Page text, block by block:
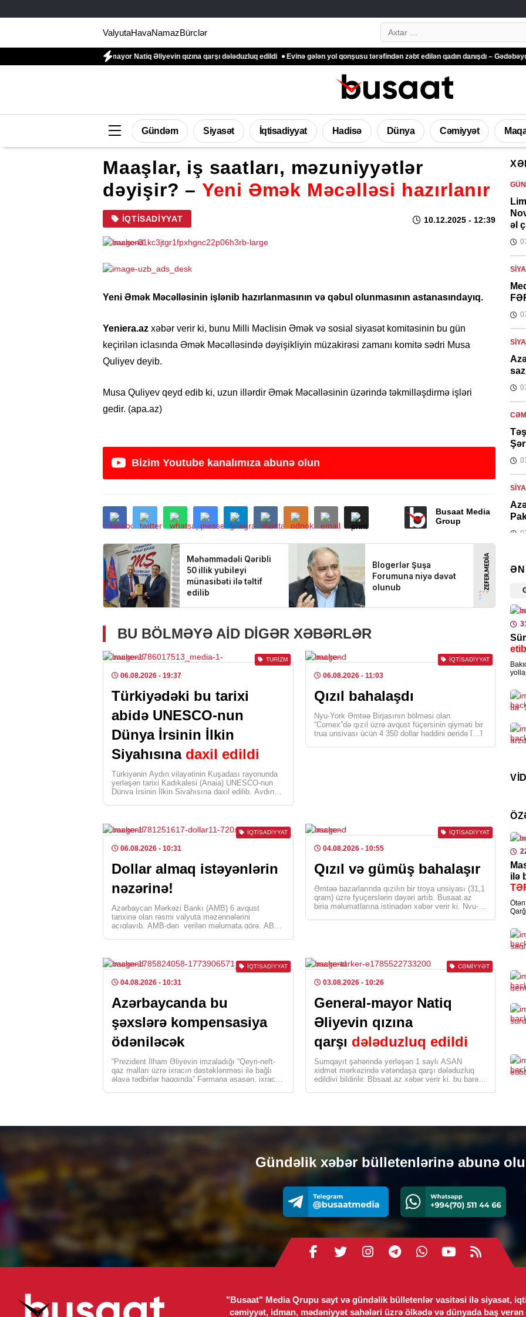
ValyutaHavaNamazBürclər Search…
General-mayor Natiq Əliyevin qızına qarşı dələduzluq edildi Evinə gələn yol qonşusu tərəfindən zəbt edilən qadın danışdı – Gədəbəydən
Gündəm Siyasət İqtisadiyyat Hadisə Dünya Cəmiyyət
Maaşlar, iş saatları, məzuniyyətlər
dəyişir? – Yeni Əmək Məcəlləsi hazırlanır
İQTISADIYYAT 10.12.2025 - 12:39
Yeni Əmək Məcəlləsinin işlənib hazırlanmasının və qəbul olunmasının astanasındayıq.
Yeniera.az xəbər verir ki, bunu Milli Məclisin Əmək və sosial siyasət komitəsinin bu gün
keçirilən iclasında Əmək Məcəlləsində dəyişikliyin müzakirəsi zamanı komitə sədri Musa
Quliyev deyib.
Musa Quliyev qeyd edib ki, uzun illərdir Əmək Məcəlləsinin üzərində təkmilləşdirmə işləri
gedir. (apa.az)
Bizim Youtube kanalımıza abunə olun
Busaat Media
Group
BU BÖLMƏYƏ AID DIGƏR XƏBƏRLƏR
TURIZM
06.08.2026 - 19:37
Türkiyədəki bu tarixi
abidə UNESCO-nun
Dünya İrsinin İlkin
Siyahısına daxil edildi
Türkiyənin Aydın vilayətinin Kuşadası rayonunda
yerləşən tarixi Kadıkalesi (Anaia) UNESCO-nun
Dünya İrsinin İlkin Siyahısına daxil edilib. Aydın
İQTISADIYYAT
06.08.2026- 11:03
Qızıl bahalaşdı
Nyu-York Əmtəə Birjasının bölməsi olan
“Comex”də qızıl üzrə avqust füçersinin qiyməti bir
trua unsiyası üçün 4 350 dollar həddini geridə […]
İQTISADIYYAT
06.08.2026 - 10:31
Dollar almaq istəyənlərin
nəzərinə!
Azərbaycan Mərkəzi Bankı (AMB) 6 avqust
tarixinə olan rəsmi valyuta məzənnələrini
açıqlayıb. AMB-dən verilən məlumata görə, ABŞ
İQTISADIYYAT
04.08.2026- 10:55
Qızıl və gümüş bahalaşır
Əmtəə bazarlarında qızılın bir troya unsiyası (31,1
qram) üzrə fyuçerslərin dəyəri artıb. Busaat.az
birja məlumatlarına istinadən xəbər verir ki, Nyu-
İQTISADIYYAT
04.08.2026 - 10:31
Azərbaycanda bu
şəxslərə kompensasiya
ödəniləcək
“Prezident İlham Əliyevin imzaladığı “Qeyri-neft-
qaz malları üzrə ixracın dəstəklənməsi ilə bağlı
əlavə tədbirlər haqqında” Fərmana əsasən, ixrac
CƏMIYYƏT
03.08.2026- 10:26
General-mayor Natiq
Əliyevin qızına
qarşı dələduzluq edildi
Sumqayıt şəhərində yerləşən 1 saylı ASAN
xidmət mərkəzində vətəndaşa qarşı dələduzluq
edildiyi bildirilir. Bbsaat.az xəbər verir ki, bu barədə
əl
ƏN
ilə
Gündəlik xəbər bülletenlərinə abunə
"Busaat" Media Qrupu sayt və gündəlik bülletenlər vasitəsi ilə siyasət,
cəmiyyət, idman, mədəniyyət sahələri üzrə ölkədə və dünyada baş verən